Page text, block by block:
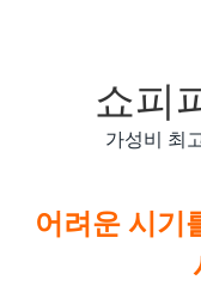
쇼피
가성비 최
어려운 시기